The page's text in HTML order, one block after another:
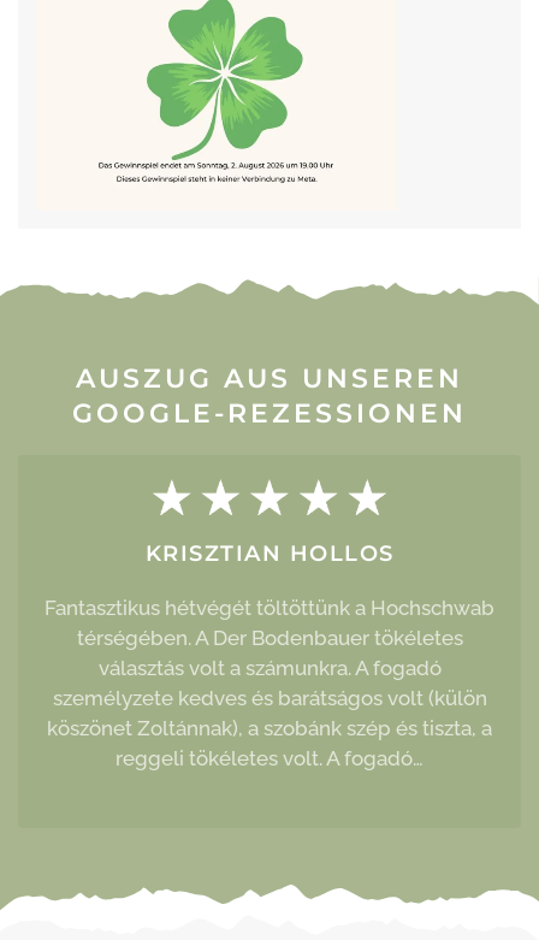
AUSZUG AUS UNSEREN
GOOGLE-REZESSIONEN
KRISZTIAN HOLLOS
Fantasztikus hétvégét töltöttünk a Hochschwab
térségében. A Der Bodenbauer tökéletes
választás volt a számunkra. A fogadó
személyzete kedves és barátságos volt (külön
köszönet Zoltánnak), a szobánk szép és tiszta, a
reggeli tökéletes volt. A fogadó…